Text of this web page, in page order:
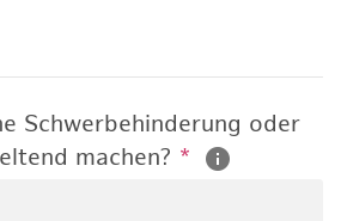
Schwerbehinderung oder
machen? *